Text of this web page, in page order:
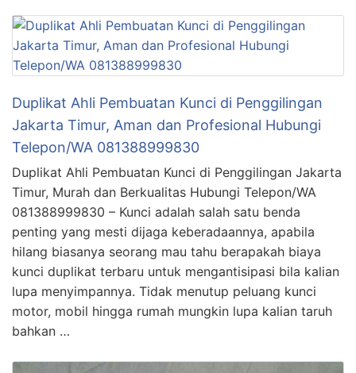
Duplikat Ahli Pembuatan Kunci di Penggilingan
Jakarta Timur, Aman dan Profesional Hubungi
Telepon/WA 081388999830
Duplikat Ahli Pembuatan Kunci di Penggilingan Jakarta
Timur, Murah dan Berkualitas Hubungi Telepon/WA
081388999830 – Kunci adalah salah satu benda
penting yang mesti dijaga keberadaannya, apabila
hilang biasanya seorang mau tahu berapakah biaya
kunci duplikat terbaru untuk mengantisipasi bila kalian
lupa menyimpannya. Tidak menutup peluang kunci
motor, mobil hingga rumah mungkin lupa kalian taruh
bahkan …